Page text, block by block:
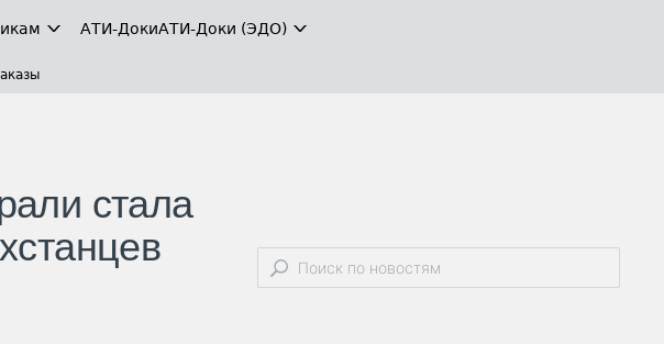
АТИ-ДокиАТИ-Доки (ЭДО)
стала